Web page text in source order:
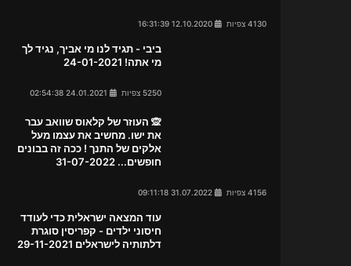
4130 צפיות
ביבי - תגיד לנו מי אביך, נגיד לך
מי אתה! 24-01-2021
5250 צפיות
🙊 העוזר של קלאוס שוואב עבר
את ישו. מחשיב את עצמו מעל
אלקים של התנך ! ככה זה בבונים
חופשים... 31-07-2022
4156 צפיות
עוד המצאה ישראלית כדי לעודד
חיסוני ילדים - קפריסין סוגרת
דלתותיה לישראלים 29-11-2021